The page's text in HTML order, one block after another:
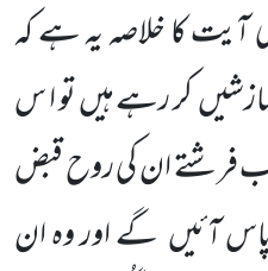
کا خلاصہ یہ ہے کہ
کر رہے ہیں تو ا س
فرشتے ان کی روح قبض
آئیں گے اور وہ ان